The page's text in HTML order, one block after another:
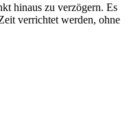
hinaus zu verzögern. Es
verrichtet werden, ohne